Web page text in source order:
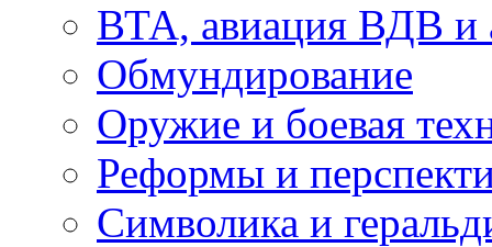
ВТА, авиация ВДВ и
Обмундирование
Оружие и боевая
Реформы и
Символика и